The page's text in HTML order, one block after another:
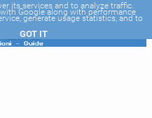
its services and to analyze traffic.
Google along with performance
generate usage statistics, and to
GOT IT